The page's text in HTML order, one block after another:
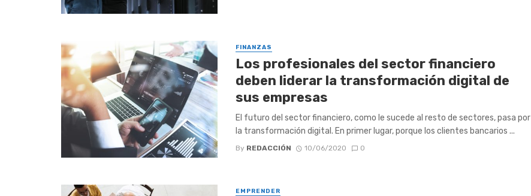
FINANZAS
Los profesionales del sector financiero
deben liderar la transformación digital de
sus empresas
El futuro del sector financiero, como le sucede al resto de sectores, pasa por
la transformación digital. En primer lugar, porque los clientes bancarios ...
By REDACCIÓN 10/06/2020 0
EMPRENDER